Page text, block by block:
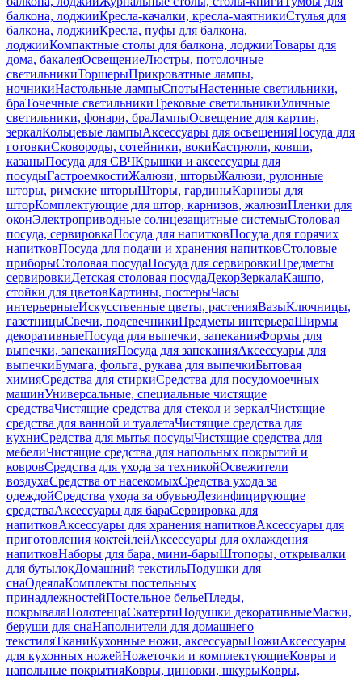
балкона, лоджииКресла-качалки, кресла-маятникиСтулья для
балкона, лоджииКресла, пуфы для балкона,
лоджииКомпактные столы для балкона, лоджииТовары для
дома, бакалеяОсвещениеЛюстры, потолочные
светильникиТоршерыПрикроватные лампы,
ночникиНастольные лампыСпотыНастенные светильники,
браТочечные светильникиТрековые светильникиУличные
светильники, фонари, браЛампыОсвещение для картин,
зеркалКольцевые лампыАксессуары для освещенияПосуда для
готовкиСковороды, сотейники, вокиКастрюли, ковши,
казаныПосуда для СВЧКрышки и аксессуары для
посудыГастроемкостиЖалюзи, шторыЖалюзи, рулонные
шторы, римские шторыШторы, гардиныКарнизы для
шторКомплектующие для штор, карнизов, жалюзиПленки для
оконЭлектроприводные солнцезащитные системыСтоловая
посуда, сервировкаПосуда для напитковПосуда для горячих
напитковПосуда для подачи и хранения напитковСтоловые
приборыСтоловая посудаПосуда для сервировкиПредметы
сервировкиДетская столовая посудаДекорЗеркалаКашпо,
стойки для цветовКартины, постерыЧасы
интерьерныеИскусственные цветы, растенияВазыКлючницы,
газетницыСвечи, подсвечникиПредметы интерьераШирмы
декоративныеПосуда для выпечки, запеканияФормы для
выпечки, запеканияПосуда для запеканияАксессуары для
выпечкиБумага, фольга, рукава для выпечкиБытовая
химияСредства для стиркиСредства для посудомоечных
машинУниверсальные, специальные чистящие
средстваЧистящие средства для стекол и зеркалЧистящие
средства для ванной и туалетаЧистящие средства для
кухниСредства для мытья посудыЧистящие средства для
мебелиЧистящие средства для напольных покрытий и
ковровСредства для ухода за техникойОсвежители
воздухаСредства от насекомыхСредства ухода за
одеждойСредства ухода за обувьюДезинфицирующие
средстваАксессуары для бараСервировка для
напитковАксессуары для хранения напитковАксессуары для
приготовления коктейлейАксессуары для охлаждения
напитковНаборы для бара, мини-барыШтопоры, открывалки
для бутылокДомашний текстильПодушки для
снаОдеялаКомплекты постельных
принадлежностейПостельное бельеПледы,
покрывалаПолотенцаСкатертиПодушки декоративныеМаски,
беруши для снаНаполнители для домашнего
текстиляТканиКухонные ножи, аксессуарыНожиАксессуары
для кухонных ножейНожеточки и комплектующиеКовры и
напольные покрытияКовры, циновки, шкурыКовры,